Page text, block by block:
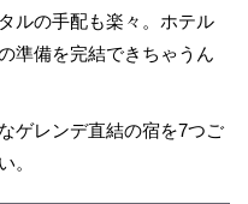
ルの手配も楽々。ホテル
準備を完結できちゃうん
ゲレンデ直結の宿を7つご
。